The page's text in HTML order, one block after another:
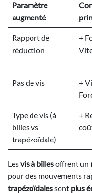
Paramètre
augmenté
Rapport de
réduction
+
Pas de vis
+
Type de vis (à
billes vs
trapézoïdale)
+
Lesvis à billesoffrent un
pour des mouvements
trapézoïdalessont plus